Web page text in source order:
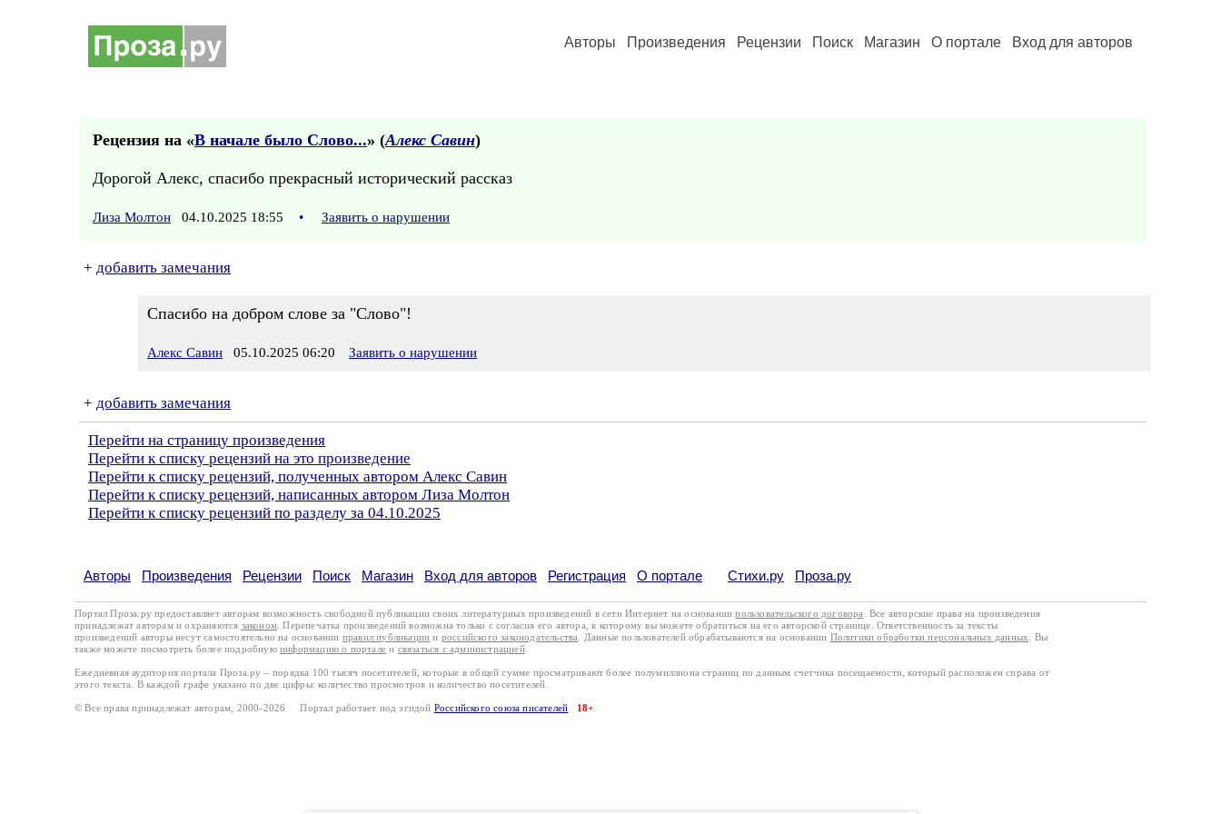
Авторы Произведения Рецензии Поиск Магазин О портале Вход для авторов
Рецензия на «В начале было Слово...» (Алекс Савин)
Дорогой Алекс, спасибо прекрасный исторический рассказ
Лиза Молтон 04.10.2025 18:55 • Заявить о нарушении
+ добавить замечания
Спасибо на добром слове за "Слово"!
Алекс Савин 05.10.2025 06:20 Заявить о нарушении
+ добавить замечания
Перейти на страницу произведения
Перейти к списку рецензий на это произведение
Перейти к списку рецензий, полученных автором Алекс Савин
Перейти к списку рецензий, написанных автором Лиза Молтон
Перейти к списку рецензий по разделу за 04.10.2025
Авторы Произведения Рецензии Поиск Магазин Вход для авторов Регистрация О портале Стихи.ру Проза.ру
Портал Проза.ру предоставляет авторам возможность свободной публикации своих литературных произведений в сети Интернет на основаниипользовательского договора
. Все авторские права на произведения
принадлежат авторам и охраняются законом . Перепечатка произведений возможна только с согласия его автора, к которому вы можете обратиться на его авторской странице. Ответственность за тексты
произведений авторы несут самостоятельно на основании правил публикации и российского законодательства . Данные пользователей обрабатываются на основании Политики обработки персональных данных
. Вы
также можете посмотреть более подробную информацию о портале и связаться с администрацией.
Ежедневная аудитория портала Проза.ру – порядка 100 тысяч посетителей, которые в общей сумме просматривают более полумиллиона страниц по данным счетчика посещаемости, который расположен справа от
этого текста. В каждой графе указано по две цифры: количество просмотров и количество посетителей.
© Все права принадлежат авторам, 2000-2026 Портал работает под эгидой Российского союза писателей 18+